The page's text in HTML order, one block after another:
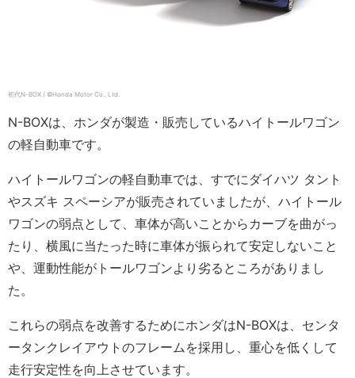
初代N-BOX / ©Honda Motor Co., Ltd.
N-BOXは、ホンダが製造・販売しているハイトールワゴン
の軽自動車です。
ハイトールワゴンの軽自動車では、すでにダイハツ タント
やスズキ スペーシアが販売されていましたが、ハイトール
ワゴンの弱点として、車体が高いことからカーブを曲がっ
たり、横風に当たった時に車体が振られて安定しないこと
や、運動性能がトールワゴンより劣るところがありまし
た。
これらの弱点を改善するためにホンダはN-BOXは、センタ
ータンクレイアウトのフレームを採用し、重心を低くして
走行安定性を向上させています。